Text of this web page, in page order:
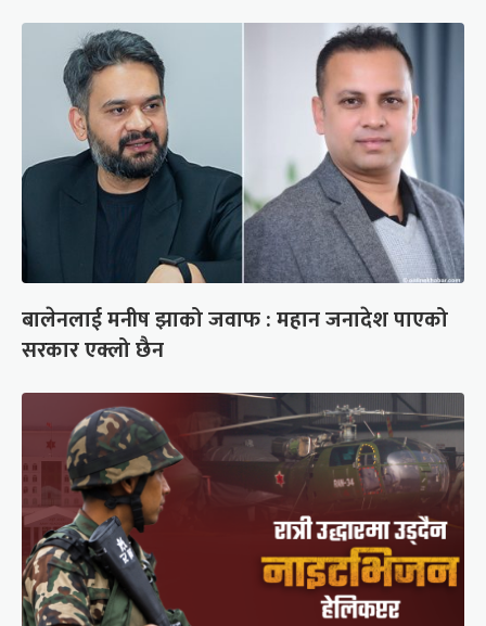
बालेनलाई मनीष झाको जवाफ : महान जनादेश पाएको
सरकार एक्लो छैन